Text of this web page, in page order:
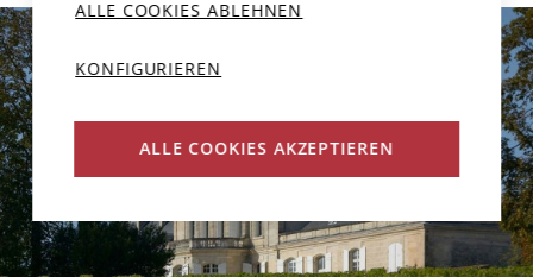
ALLE COOKIES ABLEHNEN
KONFIGURIEREN
ALLE COOKIES AKZEPTIEREN